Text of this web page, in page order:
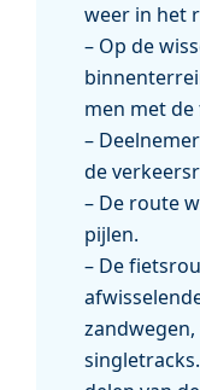
weer in het
– Op de
men met
–
de
– De route
pijlen.
– De